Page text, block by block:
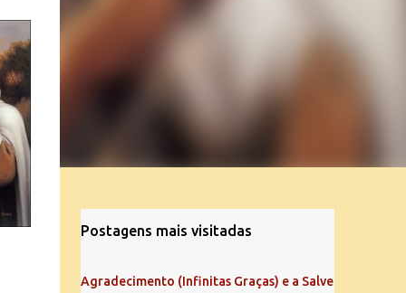
Postagens mais visitadas
Agradecimento (Infinitas Graças) e a Salve